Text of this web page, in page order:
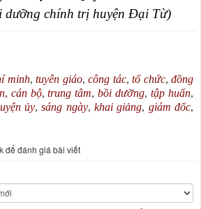
dưỡng chính trị huyện Đại Từ)
minh,tuyên giáo,công tác,tổ chức,đồng
, cán bộ,trung tâm,bồi dưỡng,tập huấn,
ủy,sáng ngày, khai giảng, giám đốc,
để đánh giá bài viết